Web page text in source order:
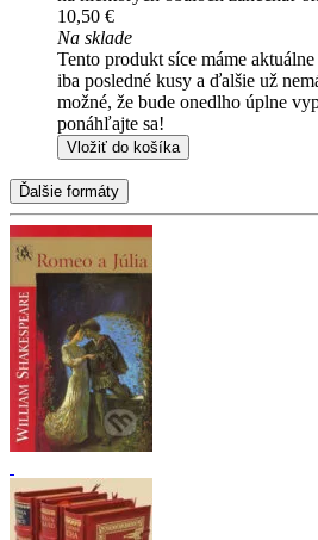
10,50 €
Na sklade
Tento produkt síce máme
iba posledné kusy a ďalšie už
možné, že bude onedlho úplne
ponáhľajte sa!
Vložiť do košíka
Ďalšie formáty